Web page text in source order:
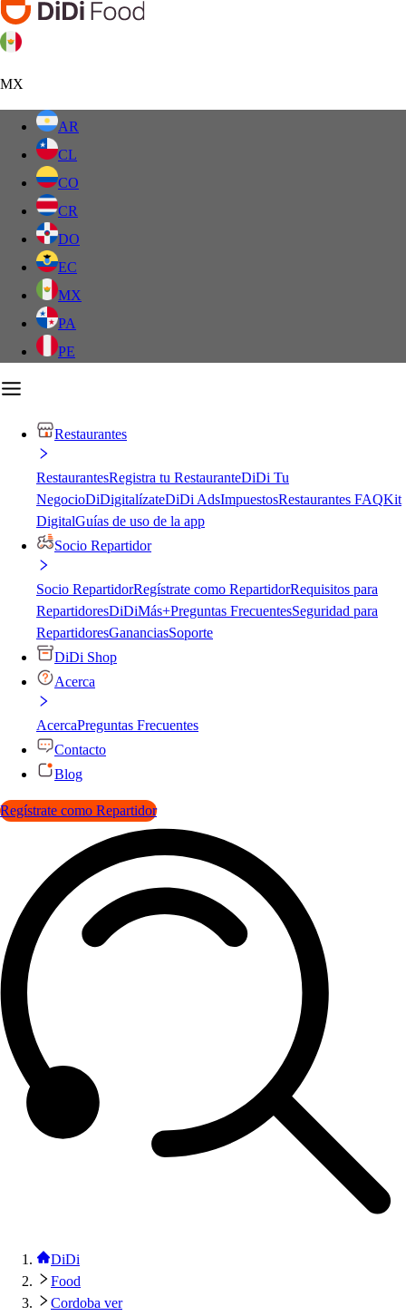
MX
AR
CL
CO
CR
DO
EC
MX
PA
PE
Restaurantes
RestaurantesRegistra tu RestauranteDiDi Tu
NegocioDiDigitalízateDiDi AdsImpuestosRestaurantes FAQKit
DigitalGuías de uso de la app
Socio Repartidor
Socio RepartidorRegístrate como RepartidorRequisitos para
RepartidoresDiDiMás+Preguntas FrecuentesSeguridad para
RepartidoresGananciasSoporte
DiDi Shop
Acerca
AcercaPreguntas Frecuentes
Contacto
Blog
Regístrate como Repartidor
DiDi
Food
Cordoba ver